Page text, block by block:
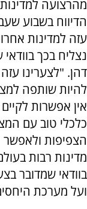
מהרצועה
הדיווח בשבוע
עזה למדינות
נצליח בכך
דהן. "לצערינו
להיות שותפה
אין אפשרות
כלכלי טוב עם
הצפיפות
מדינות רבות
בוודאי שמדובר
ועל מערכת